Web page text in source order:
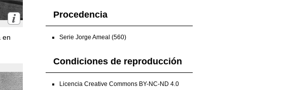
en
Procedencia
Serie Jorge Ameal (560)
Condiciones de reproducción
Licencia Creative Commons BY-NC-ND 4.0